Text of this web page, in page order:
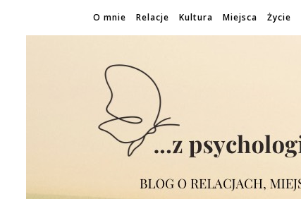
O mnie Relacje Kultura Miejsca Życie